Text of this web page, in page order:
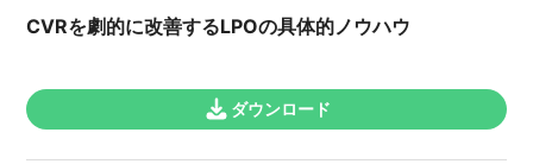
CVRを劇的に改善するLPOの具体的ノウハウ
ダウンロード